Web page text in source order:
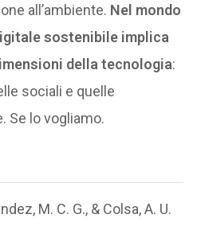
all’ambiente. Nel mondo
sostenibile implica
della tecnologia:
sociali e quelle
Se lo vogliamo.
M. C. G., & Colsa, A. U.